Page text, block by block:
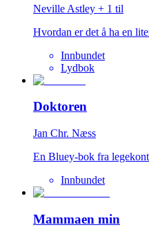
Neville Astley + 1 til
Hvordan er det å ha en
Innbundet
Lydbok
Doktoren
Jan Chr. Næss
En Bluey-bok fra
Innbundet
Mammaen min